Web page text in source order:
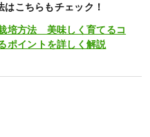
こちらもチェック！
培方法 美味しく育てるコ
ポイントを詳しく解説